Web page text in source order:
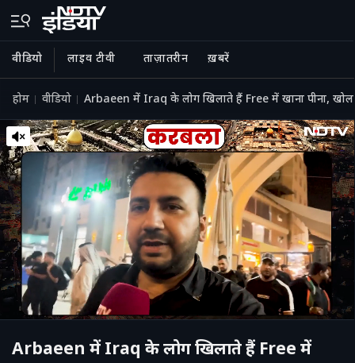
वीडियो लाइव टीवी ताज़ातरीन ख़बरें
होम वीडियो Arbaeen में Iraq के लोग खिलाते हैं Free में खाना पीना,
Arbaeen में Iraq के लोग खिलाते हैं Free में